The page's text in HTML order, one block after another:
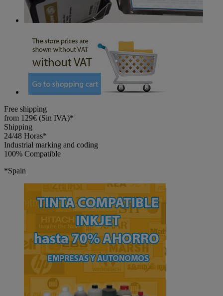
Free shipping
from 129€ (Sin IVA)*
Shipping
24/48 Horas*
Industrial marking and coding
100% Compatible
*Spain